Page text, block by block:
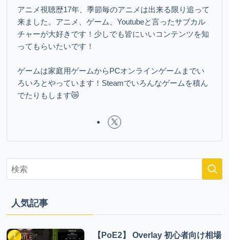
アニメ視聴歴17年、季節毎のアニメは出来る限り追って
来ました。アニメ、ゲーム、Youtubeと言ったサブカル
チャーが大好きです！少しでも皆にいいコンテンツを知
ってもらいたいです！
ゲームは家庭用ゲームからPCオンラインゲームまでい
ろいろとやっています！Steamでいろんなゲームを積ん
でたりもします😿
人気記事
【PoE2】 Overlay 初心者向け相場